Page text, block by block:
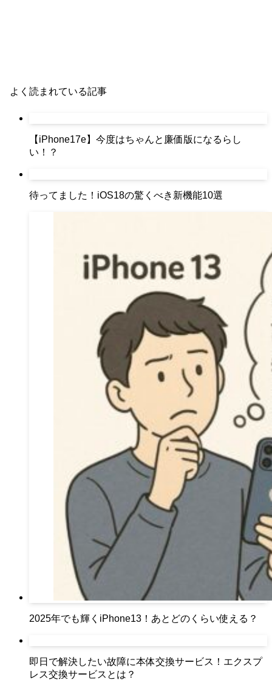
よく読まれている記事
【iPhone17e】今度はちゃんと廉価版になるらし
い！？
待ってました！iOS18の驚くべき新機能10選
2025年でも輝くiPhone13！あとどのくらい使える？
即日で解決したい故障に本体交換サービス！エクスプ
レス交換サービスとは？